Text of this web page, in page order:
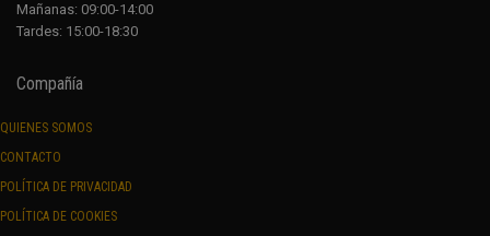
Mañanas: 09:00-14:00
Tardes: 15:00-18:30
Compañía
QUIENES SOMOS
CONTACTO
POLÍTICA DE PRIVACIDAD
POLÍTICA DE COOKIES